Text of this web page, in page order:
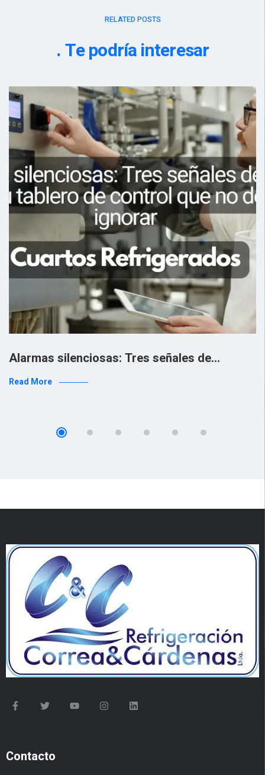
RELATED POSTS
Te podría interesar
Alarmas silenciosas: Tres señales de…
Read More
Contacto